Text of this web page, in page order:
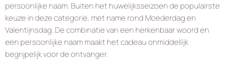
persoonlijke naam. Buiten het huwelijksseizoen de populairste
keuze in deze categorie, met name rond Moederdag en
Valentijnsdag. De combinatie van een herkenbaar woord en
een persoonlijke naam maakt het cadeau onmiddellijk
begrijpelijk voor de ontvanger.